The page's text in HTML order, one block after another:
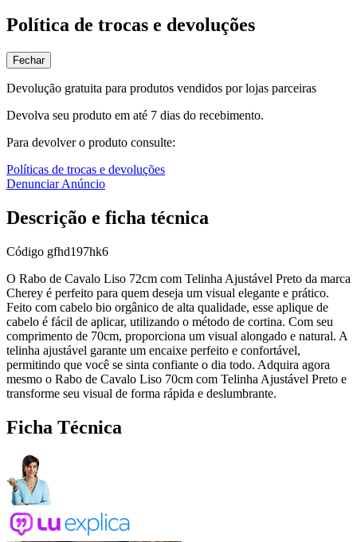
Política de trocas e devoluções
Fechar
Devolução gratuita para produtos vendidos por lojas parceiras
Devolva seu produto em até 7 dias do recebimento.
Para devolver o produto consulte:
Políticas de trocas e devoluções
Denunciar Anúncio
Descrição e ficha técnica
Código gfhd197hk6
O Rabo de Cavalo Liso 72cm com Telinha Ajustável Preto da marca
Cherey é perfeito para quem deseja um visual elegante e prático.
Feito com cabelo bio orgânico de alta qualidade, esse aplique de
cabelo é fácil de aplicar, utilizando o método de cortina. Com seu
comprimento de 70cm, proporciona um visual alongado e natural. A
telinha ajustável garante um encaixe perfeito e confortável,
permitindo que você se sinta confiante o dia todo. Adquira agora
mesmo o Rabo de Cavalo Liso 70cm com Telinha Ajustável Preto e
transforme seu visual de forma rápida e deslumbrante.
Ficha Técnica